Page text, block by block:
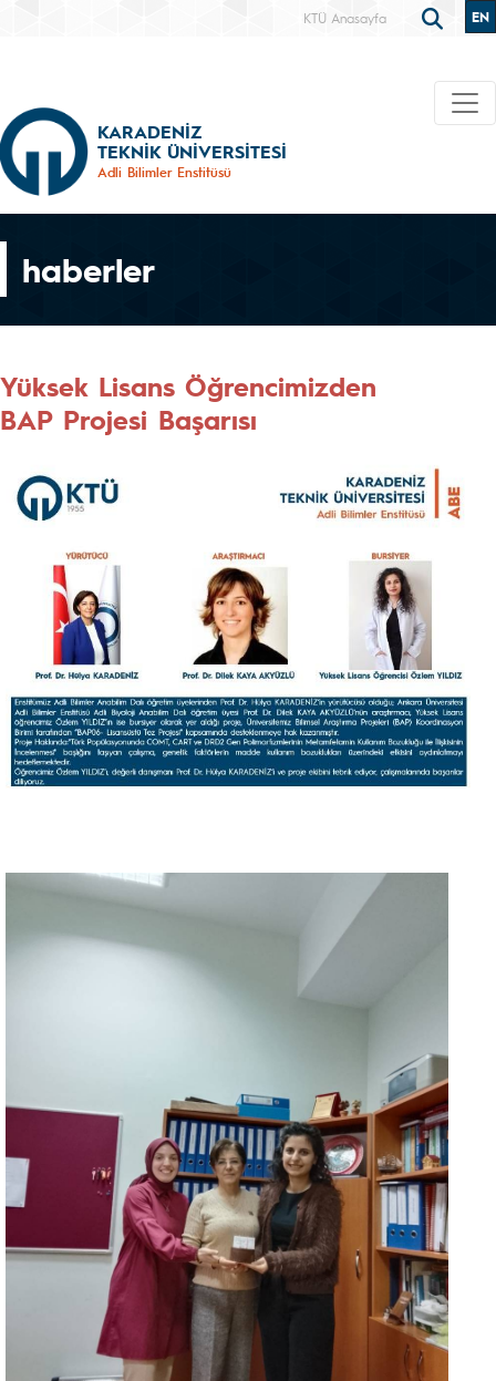
KTÜ Anasayfa EN
KARADENİZ
TEKNİK ÜNİVERSİTESİ
Adli Bilimler Enstitüsü
haberler
Yüksek Lisans Öğrencimizden
BAP Projesi Başarısı